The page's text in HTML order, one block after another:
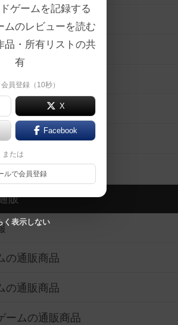
ゲームを記録する
ムのレビューを読む
品・所有リストの共
有
員登録（10秒）
X
Facebook
または
ルで会員登録
く表示しない
ス
覧
コラム
案内
販
の通販商品
の通販商品
ームの通販商品